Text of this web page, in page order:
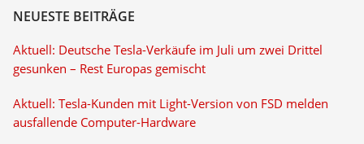
NEUESTE BEITRÄGE
Aktuell: Deutsche Tesla-Verkäufe im Juli um zwei Drittel
gesunken – Rest Europas gemischt
Aktuell: Tesla-Kunden mit Light-Version von FSD melden
ausfallende Computer-Hardware